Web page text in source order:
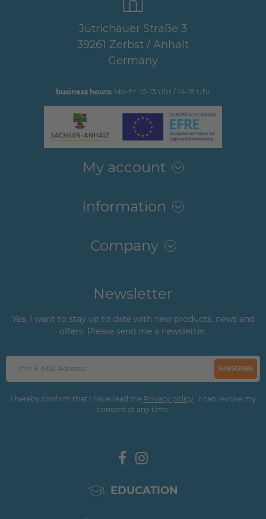
Jütrichauer Straße 3
39261 Zerbst / Anhalt
Germany
business hours: Mo-Fr: 10-13 Uhr / 14-18 Uhr
My account
Information
Company
Newsletter
Yes, I want to stay up to date with new products, news and
offers. Please send me a newsletter.
SUBSCRIBE
I hereby confirm that I have read the Privacy policy . I can revoke my
consent at any time.
EDUCATION